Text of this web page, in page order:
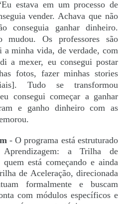
estava em um processo de
vender. Achava que não
conseguia ganhar dinheiro.
mudou. Os professores são
a minha vida, de verdade, com
a mexer, eu consegui postar
fotos, fazer minhas stories
Tudo se transformou
consegui começar a ganhar
e ganho dinheiro com as
- O programa está estruturado
a Trilha de
está começando e ainda
de Aceleração, direcionada
formalmente e buscam
com módulos específicos e